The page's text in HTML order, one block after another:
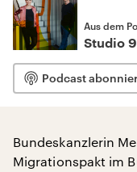
Aus dem
Studio
Podcast
Bundeskanzlerin
Migrationspakt im